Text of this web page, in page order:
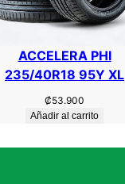
ACCELERA PHI
235/40R18 95Y XL
₡53.900
Añadir al carrito